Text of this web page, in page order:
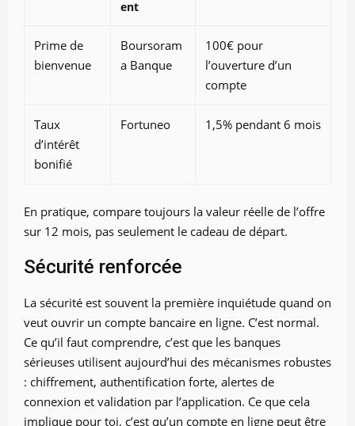
ent
Prime de
bienvenue
Boursoram
a Banque
100€ pour
l’ouverture d’un
compte
Taux
d’intérêt
bonifié
Fortuneo 1,5% pendant 6 mois
En pratique, compare toujours la valeur réelle de l’offre
sur 12 mois, pas seulement le cadeau de départ.
Sécurité renforcée
La sécurité est souvent la première inquiétude quand on
veut ouvrir un compte bancaire en ligne. C’est normal.
Ce qu’il faut comprendre, c’est que les banques
sérieuses utilisent aujourd’hui des mécanismes robustes
: chiffrement, authentification forte, alertes de
connexion et validation par l’application. Ce que cela
implique pour toi, c’est qu’un compte en ligne peut être